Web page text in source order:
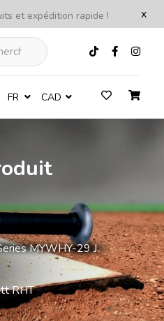
x
et expédition rapide !
FR CAD
MYWHY-29 J.
RHT